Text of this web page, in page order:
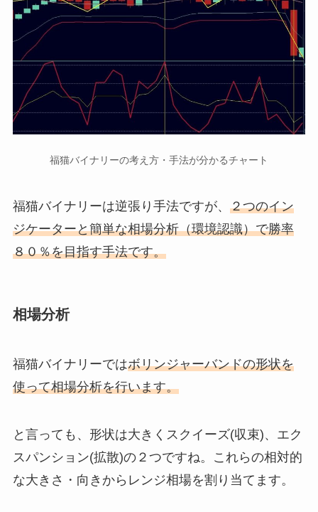
福猫バイナリーの考え方・手法が分かるチャート
福猫バイナリーは逆張り手法ですが、 ２つのイン
ジケーターと簡単な相場分析（環境認識）で勝率
８０％を目指す手法です。
相場分析
福猫バイナリーではボリンジャーバンドの形状を
使って相場分析を行います。
と言っても、形状は大きくスクイーズ(収束)、エク
スパンション(拡散)の２つですね。これらの相対的
な大きさ・向きからレンジ相場を割り当てます。